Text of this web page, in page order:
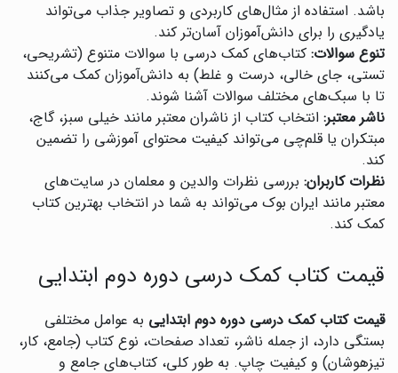
باشد. استفاده از مثال‌های کاربردی و تصاویر جذاب می‌تواند
یادگیری را برای دانش‌آموزان آسان‌تر کند.
تنوع سوالات: کتاب‌های کمک درسی با سوالات متنوع (تشریحی،
تستی، جای خالی، درست و غلط) به دانش‌آموزان کمک می‌کنند
تا با سبک‌های مختلف سوالات آشنا شوند.
ناشر معتبر: انتخاب کتاب از ناشران معتبر مانند خیلی سبز، گاج،
مبتکران یا قلم‌چی می‌تواند کیفیت محتوای آموزشی را تضمین
کند.
نظرات کاربران: بررسی نظرات والدین و معلمان در سایت‌های
معتبر مانند ایران بوک می‌تواند به شما در انتخاب بهترین کتاب
کمک کند.
قیمت کتاب کمک درسی دوره دوم ابتدایی
قیمت کتاب کمک درسی دوره دوم ابتدایی به عوامل مختلفی
بستگی دارد، از جمله ناشر، تعداد صفحات، نوع کتاب (جامع، کار،
تیزهوشان) و کیفیت چاپ. به طور کلی، کتاب‌های جامع و